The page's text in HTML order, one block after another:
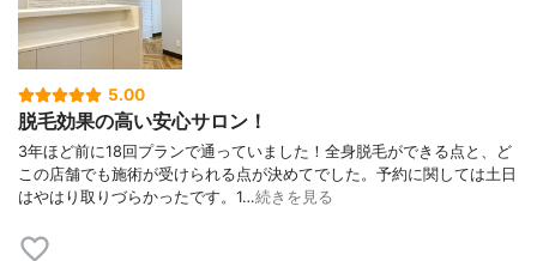
5.00
脱毛効果の高い安心サロン！
3年ほど前に18回プランで通っていました！全身脱毛ができる点と、ど
この店舗でも施術が受けられる点が決めてでした。予約に関しては土日
はやはり取りづらかったです。1…続きを見る